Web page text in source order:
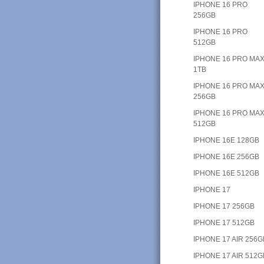
IPHONE 16 PRO
256GB
IPHONE 16 PRO
512GB
IPHONE 16 PRO MAX
1TB
IPHONE 16 PRO MAX
256GB
IPHONE 16 PRO MAX
512GB
IPHONE 16E 128GB
IPHONE 16E 256GB
IPHONE 16E 512GB
IPHONE 17
IPHONE 17 256GB
IPHONE 17 512GB
IPHONE 17 AIR
IPHONE 17 AIR